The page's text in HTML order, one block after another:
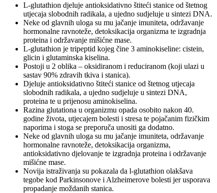
L-glutathion djeluje antioksidativno štiteći stanice od štetnog
utjecaja slobodnih radikala, a ujedno sudjeluje u sintezi DNA.
Neke od glavnih uloga su mu jačanje imuniteta, održavanje
hormonalne ravnoteže, detoksikacija organizma te izgradnja
proteina i održavanje mišićne mase.
L-glutathion je tripeptid kojeg čine 3 aminokiseline: cistein,
glicin i glutaminska kiselina.
Postoji u 2 oblika – oksidiranom i reduciranom (koji ulazi u
sastav 90% zdravih tkiva i stanica).
Djeluje antioksidativno štiteći stanice od štetnog utjecaja
slobodnih radikala, a ujedno sudjeluje u sintezi DNA,
proteina te u prijenosu aminokiselina.
Razina glutationa u organizmu opada osobito nakon 40.
godine života, utjecajem bolesti i stresa te pojačanim fizičkim
naporima i stoga se preporuča unositi ga dodatno.
Neke od glavnih uloga su mu jačanje imuniteta, održavanje
hormonalne ravnoteže, detoksikacija organizma,
antioksidativno djelovanje te izgradnja proteina i održavanje
mišićne mase.
Novija istraživanja su pokazala da l-glutathion olakšava
tegobe kod Parkinsonove i Alzheimerove bolesti jer usporava
propadanje moždanih stanica.